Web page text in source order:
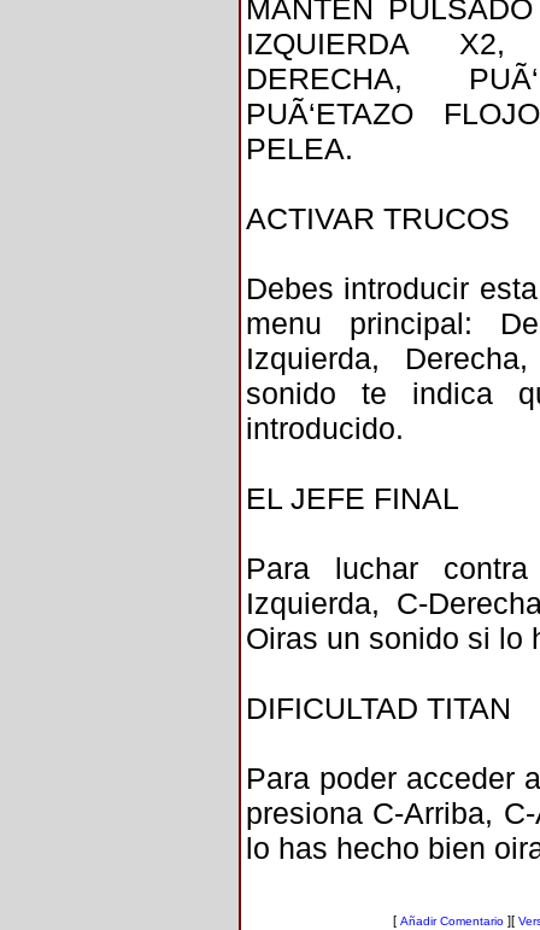
MANTEN
IZQUIERDA X2,
DERECHA,
PUÃ‘ETAZO
PELEA.
ACTIVAR TRUCOS
Debes introducir
menu principal:
Izquierda,
sonido te indica
introducido.
EL JEFE FINAL
Para luchar
Izquierda, C-
Oiras un sonido si lo
DIFICULTAD TITAN
Para poder acceder
presiona C-Arriba,
lo has hecho bien
[ Añadir Comentario ][